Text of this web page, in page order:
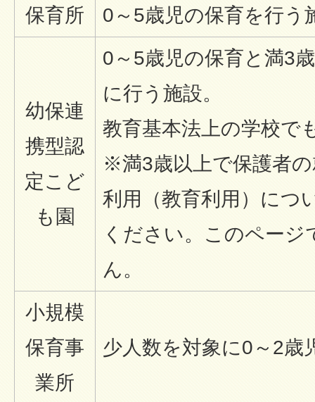
保育所 0～5歳児の保育を行う
幼保連
携型認
定こど
も園
0～5歳児の保育と満3
に行う施設。
教育基本法上の学校で
※満3歳以上で保護者
利用（教育利用）につ
ください。このページ
ん。
小規模
保育事
業所
少人数を対象に0～2歳